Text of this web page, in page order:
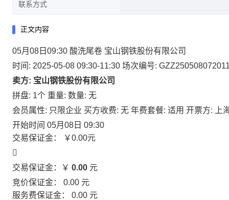
联系方式
正文内容
05月08日09:30 酸洗尾卷 宝山钢铁股份有限公司
时间: 2025-05-08 09:30-11:30 场次编号:
卖方: 宝山钢铁股份有限公司
拼盘: 1个 重量: 数量: 无
会员属性: 只限企业 买方收费: 无 年费套餐: 适用 开票方: 上
开始时间 05月08日 09:30
交易保证金：
￥0.00元

交易保证金：￥ 0.00 元
竞价保证金： 0.00 元
服务费保证金： 0.00 元